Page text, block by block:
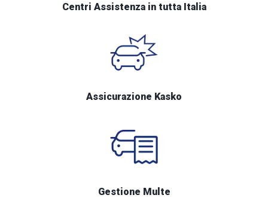
Centri Assistenza in tutta Italia
Assicurazione Kasko
Gestione Multe